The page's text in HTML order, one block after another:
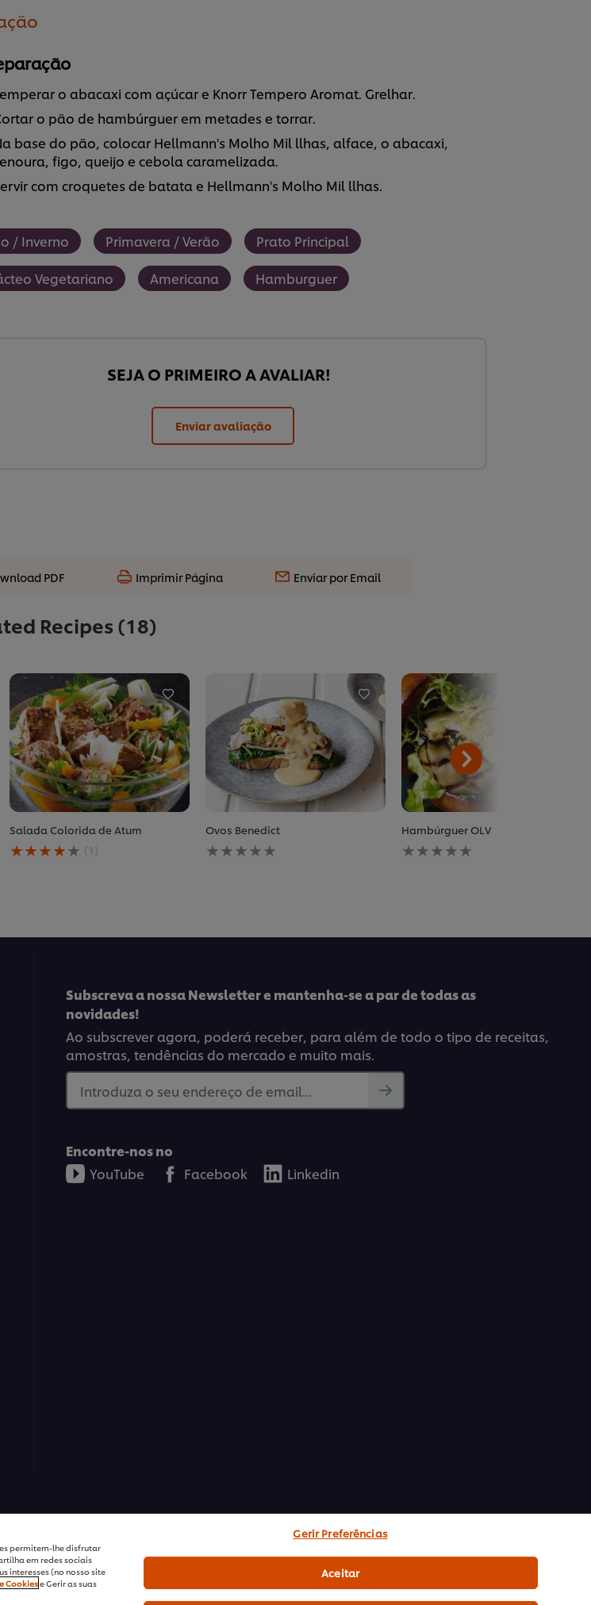
o abacaxi com açúcar e Knorr Tempero Aromat. Grelhar.
o pão de hambúrguer em metades e torrar.
base do pão, colocar Hellmann's Molho Mil llhas, alface, o abacaxi,
figo, queijo e cebola caramelizada.
com croquetes de batata e Hellmann's Molho Mil llhas.
/ Inverno Primavera / Verão Prato Principal
Vegetariano Americana Hamburguer
SEJA O PRIMEIRO A AVALIAR!
Enviar avaliação
PDF Imprimir Página Enviar por Email
Recipes (18)
Salada Colorida de Atum
A
classificação
classificações.
(1)
Ovos Benedict
Nenhuma
avaliação
Hambúrguer OLV
Nenhuma
avaliação
Subscreva a nossa Newsletter e mantenha-se a par de todas as
novidades!
Ao subscrever agora, poderá receber, para além de todo o tipo de receitas,
amostras, tendências do mercado e muito mais.
Introduza o seu endereço de email...
Encontre-nos no
YouTube
Facebook Linkedin
permitem-lhe disfrutar
em redes sociais
interesses (no nosso site
Cookiese Gerir as suas
Gerir Preferências
Aceitar